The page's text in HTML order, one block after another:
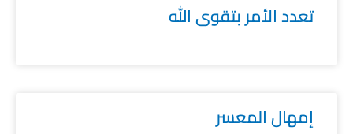
تعدد الأمر بتقوى الله
إمهال المعسر